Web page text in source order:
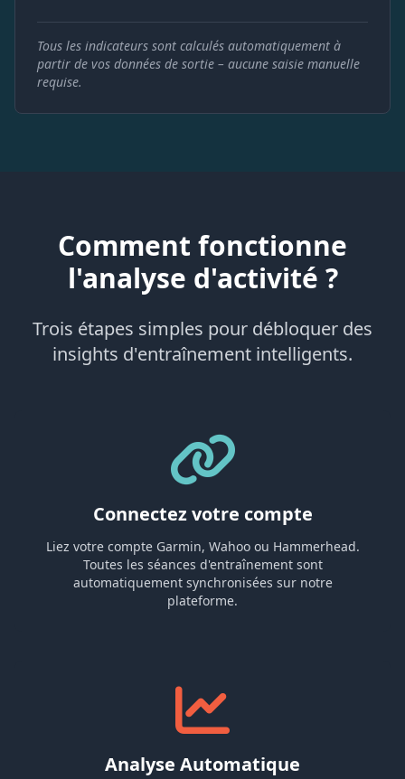
Tous les indicateurs sont calculés automatiquement à
partir de vos données de sortie – aucune saisie manuelle
requise.
Comment fonctionne
l'analyse d'activité ?
Trois étapes simples pour débloquer des
insights d'entraînement intelligents.
Connectez votre compte
Liez votre compte Garmin, Wahoo ou Hammerhead.
Toutes les séances d'entraînement sont
automatiquement synchronisées sur notre
plateforme.
Analyse Automatique